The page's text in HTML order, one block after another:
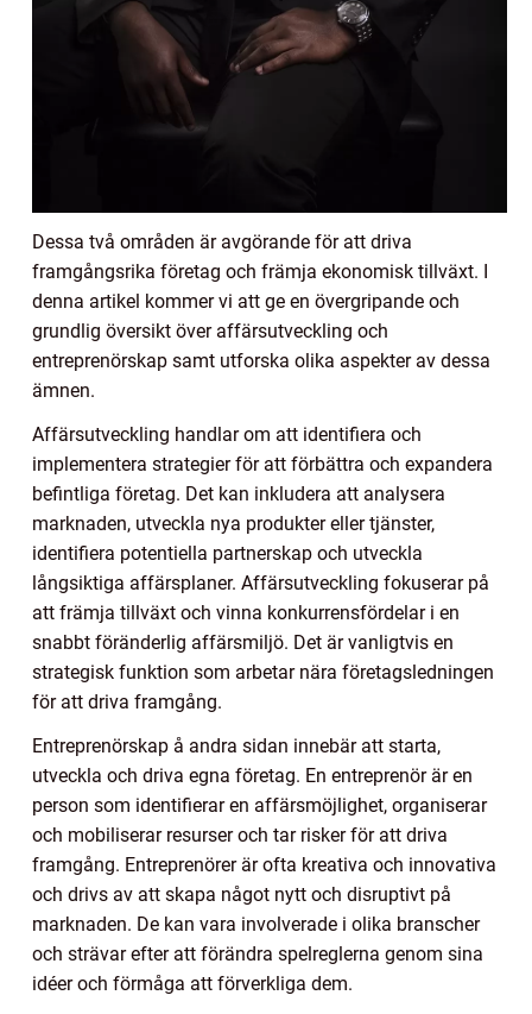
Dessa två områden är avgörande för att driva
framgångsrika företag och främja ekonomisk tillväxt. I
denna artikel kommer vi att ge en övergripande och
grundlig översikt över affärsutveckling och
entreprenörskap samt utforska olika aspekter av dessa
ämnen.
Affärsutveckling handlar om att identifiera och
implementera strategier för att förbättra och expandera
befintliga företag. Det kan inkludera att analysera
marknaden, utveckla nya produkter eller tjänster,
identifiera potentiella partnerskap och utveckla
långsiktiga affärsplaner. Affärsutveckling fokuserar på
att främja tillväxt och vinna konkurrensfördelar i en
snabbt föränderlig affärsmiljö. Det är vanligtvis en
strategisk funktion som arbetar nära företagsledningen
för att driva framgång.
Entreprenörskap å andra sidan innebär att starta,
utveckla och driva egna företag. En entreprenör är en
person som identifierar en affärsmöjlighet, organiserar
och mobiliserar resurser och tar risker för att driva
framgång. Entreprenörer är ofta kreativa och innovativa
och drivs av att skapa något nytt och disruptivt på
marknaden. De kan vara involverade i olika branscher
och strävar efter att förändra spelreglerna genom sina
idéer och förmåga att förverkliga dem.